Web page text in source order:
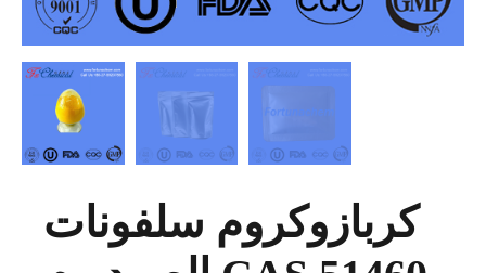
كربازوكروم سلفونات